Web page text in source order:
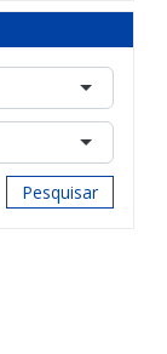
Pesquisar